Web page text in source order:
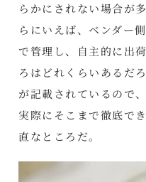
らかにされない場合が
らにいえば、ベンダー
で管理し、自主的に出
ろはどれくらいあるだ
が記載されているので
実際にそこまで徹底で
直なところだ。